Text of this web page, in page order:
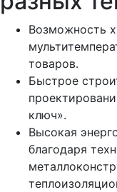
Возможность
товаров.
Быстрое
ключ».
Высокая
благодаря